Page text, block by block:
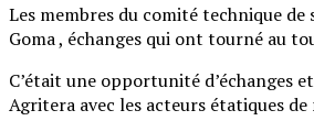
Les membres du comité technique
Goma , échanges qui ont tourné au
C’était une opportunité d’échanges
Agritera avec les acteurs étatiques